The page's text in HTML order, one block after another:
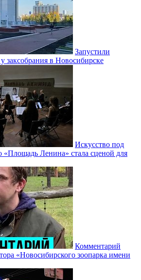
Запустили
заксобрания в Новосибирске
Искусство под
«Площадь Ленина» стала сценой для
Комментарий
«Новосибирского зоопарка имени